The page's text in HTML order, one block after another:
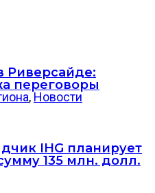
Риверсайде:
переговоры
, Новости
IHG планирует
135 млн. долл.